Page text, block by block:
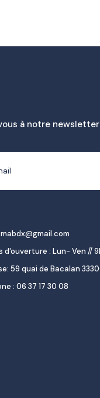
à notre newsletter
d'ouverture : Lun- Ven //
59 quai de Bacalan
: 06 37 17 30 08